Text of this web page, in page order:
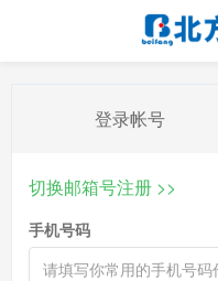
登录帐号
切换邮箱号注册 >>
手机号码